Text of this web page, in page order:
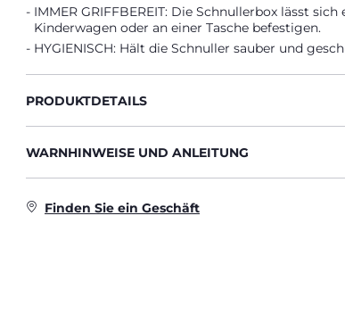
IMMER GRIFFBEREIT: Die Schnullerbox lässt sich
Kinderwagen oder an einer Tasche befestigen.
HYGIENISCH: Hält die Schnuller sauber und
PRODUKTDETAILS
WARNHINWEISE UND ANLEITUNG
Finden Sie ein Geschäft